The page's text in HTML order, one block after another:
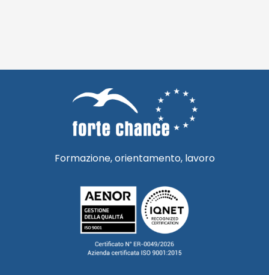
Formazione, orientamento, lavoro